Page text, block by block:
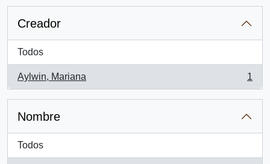
Creador
Todos
Aylwin, Mariana
, 1 resultados
1
Nombre
Todos